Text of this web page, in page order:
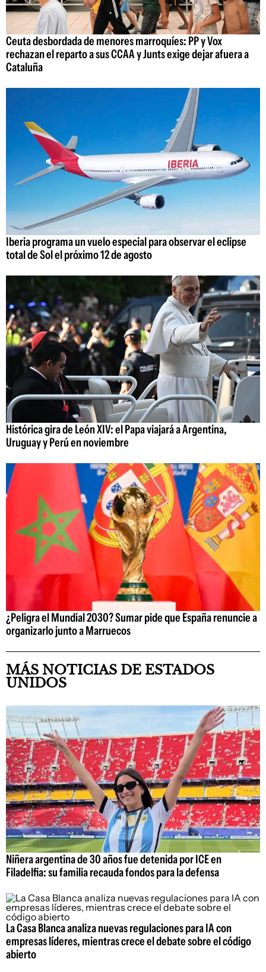
Ceuta desbordada de menores marroquíes: PP y Vox
rechazan el reparto a sus CCAA y Junts exige dejar afuera a
Cataluña
Iberia programa un vuelo especial para observar el eclipse
total de Sol el próximo 12 de agosto
Histórica gira de León XIV: el Papa viajará a Argentina,
Uruguay y Perú en noviembre
¿Peligra el Mundial 2030? Sumar pide que España renuncie a
organizarlo junto a Marruecos
MÁS NOTICIAS DE ESTADOS
UNIDOS
Niñera argentina de 30 años fue detenida por ICE en
Filadelfia: su familia recauda fondos para la defensa
La Casa Blanca analiza nuevas regulaciones para IA con
empresas líderes, mientras crece el debate sobre el código
abierto